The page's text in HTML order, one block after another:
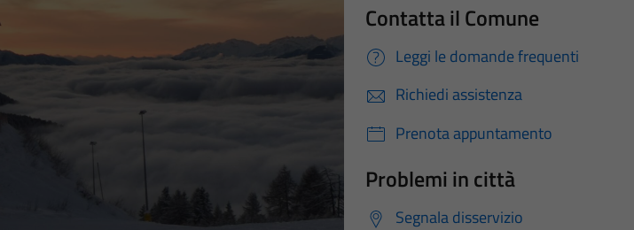
Contatta il Comune
Leggi le domande frequenti
Richiedi assistenza
Prenota appuntamento
Problemi in città
Segnala disservizio